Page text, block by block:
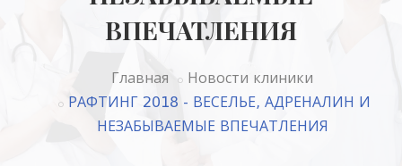
ВПЕЧАТЛЕНИЯ
Главная
Новости клиники
РАФТИНГ 2018 - ВЕСЕЛЬЕ, АДРЕНАЛИН И
НЕЗАБЫВАЕМЫЕ ВПЕЧАТЛЕНИЯ